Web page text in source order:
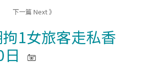
下一篇 Next 》
1女旅客走私香